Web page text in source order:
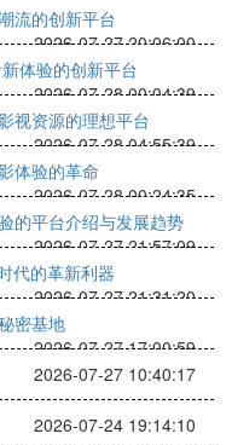
流的创新平台
2026-07-27 20:06:00
体验的创新平台
2026-07-28 00:04:39
视资源的理想平台
2026-07-28 04:55:39
体验的革命
2026-07-28 00:24:35
的平台介绍与发展趋势
2026-07-27 21:57:09
代的革新利器
2026-07-27 21:31:20
密基地
2026-07-27 17:00:59
2026-07-27 10:40:17
2026-07-24 19:14:10